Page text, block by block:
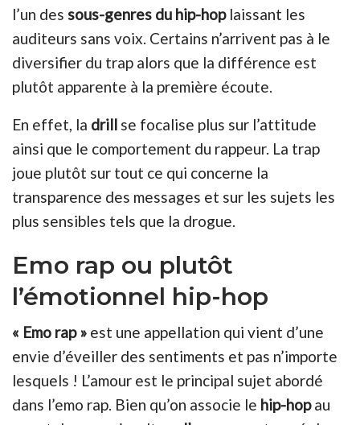
l’un des sous-genres du hip-hoplaissant les
auditeurs sans voix. Certains n’arrivent pas à le
diversifier du trap alors que la différence est
plutôt apparente à la première écoute.
En effet, la drill se focalise plus sur l’attitude
ainsi que le comportement du rappeur. La trap
joue plutôt sur tout ce qui concerne la
transparence des messages et sur les sujets les
plus sensibles tels que la drogue.
Emo rap ou plutôt
l’émotionnel hip-hop
« Emo rap » est une appellation qui vient d’une
envie d’éveiller des sentiments et pas n’importe
lesquels ! L’amour est le principal sujet abordé
dans l’emo rap. Bien qu’on associe le hip-hopau